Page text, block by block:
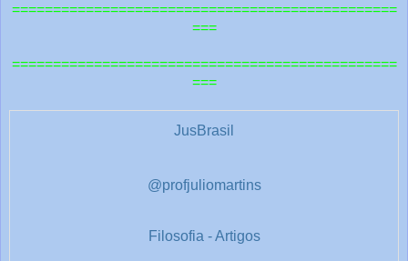
a
1
===============================================
===
===============================================
===
JusBrasil
@profjuliomartins
Filosofia - Artigos